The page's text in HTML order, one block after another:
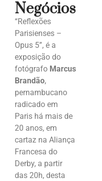
Negócios
“Reflexões
Parisienses –
Opus 5”, é a
exposição do
fotógrafo Marcus
Brandão,
pernambucano
radicado em
Paris há mais de
20 anos, em
cartaz na Aliança
Francesa do
Derby, a partir
das 20h, desta